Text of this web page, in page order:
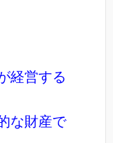
経営する
な財産で